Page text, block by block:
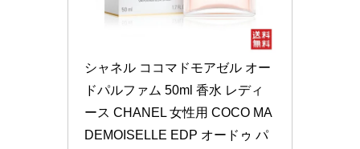
シャネル ココマドモアゼル オー
ドパルファム 50ml 香水 レディ
ース CHANEL 女性用 COCO MA
DEMOISELLE EDP オードゥ パ